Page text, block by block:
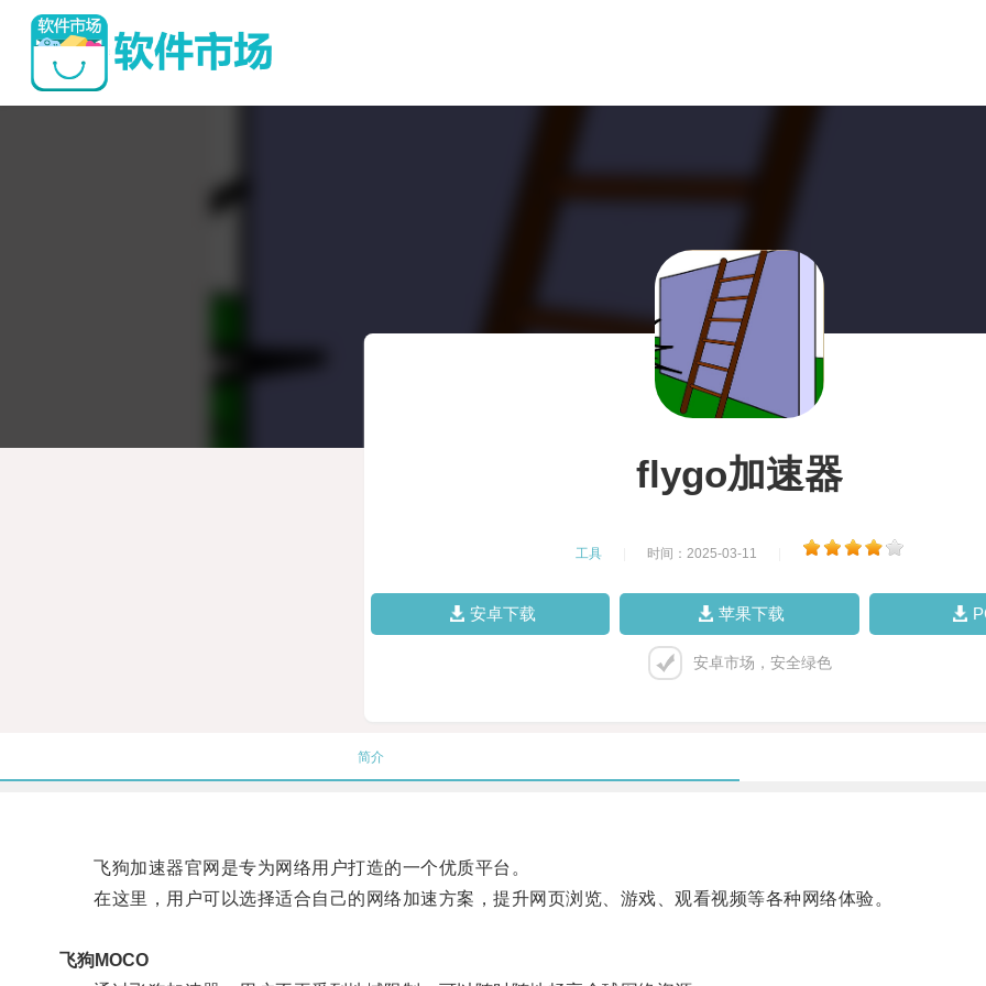
flygo加速器
工具 时间：2025-03-11
安卓下载 苹果下载
安卓市场，安全绿色
简介
飞狗加速器官网是专为网络用户打造的一个优质平台。
在这里，用户可以选择适合自己的网络加速方案，提升网页浏览、游戏、观看视频等各种网络体验。
飞狗MOCO